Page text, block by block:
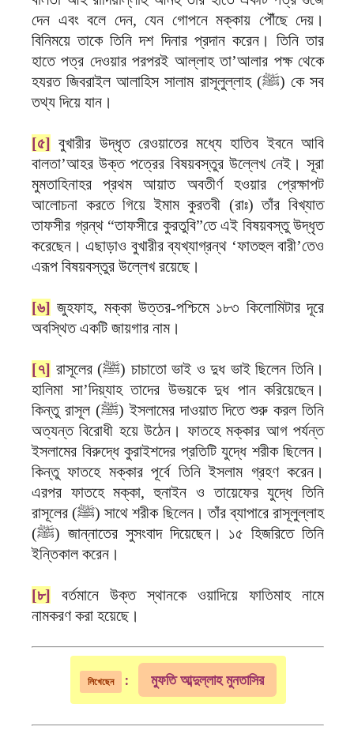
দেন এবং বলে দেন, যেন গোপনে মক্কায় পৌঁছে দেয়।
বিনিময়ে তাকে তিনি দশ দিনার প্রদান করেন। তিনি তার
হাতে পত্র দেওয়ার পরপরই আল্লাহ তা’আলার পক্ষ থেকে
হযরত জিবরাইল আলাহিস সালাম রাসূলুল্লাহ (ﷺ) কে সব
তথ্য দিয়ে যান।
[৫] বুখারীর উদ্ধৃত রেওয়াতের মধ্যে হাতিব ইবনে আবি
বালতা’আহর উক্ত পত্রের বিষয়বস্তুর উল্লেখ নেই। সূরা
মুমতাহিনাহর প্রথম আয়াত অবতীর্ণ হওয়ার প্রেক্ষাপট
আলোচনা করতে গিয়ে ইমাম কুরতবী (রাঃ) তাঁর বিখ্যাত
তাফসীর গ্রন্থ “তাফসীরে কুরতুবি”তে এই বিষয়বস্তু উদ্ধৃত
করেছেন। এছাড়াও বুখারীর ব্যখ্যাগ্রন্থ ‘ফাতহুল বারী’তেও
এরূপ বিষয়বস্তুর উল্লেখ রয়েছে।
[৬] জুহফাহ, মক্কা উত্তর-পশ্চিমে ১৮৩ কিলোমিটার দূরে
অবস্থিত একটি জায়গার নাম।
[৭] রাসূলের (ﷺ) চাচাতো ভাই ও দুধ ভাই ছিলেন তিনি।
হালিমা সা’দিয়্যাহ তাদের উভয়কে দুধ পান করিয়েছেন।
কিন্তু রাসূল (ﷺ) ইসলামের দাওয়াত দিতে শুরু করল তিনি
অত্যন্ত বিরোধী হয়ে উঠেন। ফাতহে মক্কার আগ পর্যন্ত
ইসলামের বিরুদ্ধে কুরাইশদের প্রতিটি যুদ্ধে শরীক ছিলেন।
কিন্তু ফাতহে মক্কার পূর্বে তিনি ইসলাম গ্রহণ করেন।
এরপর ফাতহে মক্কা, হুনাইন ও তায়েফের যুদ্ধে তিনি
রাসূলের (ﷺ) সাথে শরীক ছিলেন। তাঁর ব্যাপারে রাসূলুল্লাহ
(ﷺ) জান্নাতের সুসংবাদ দিয়েছেন। ১৫ হিজরিতে তিনি
ইন্তিকাল করেন।
[৮] বর্তমানে উক্ত স্থানকে ওয়াদিয়ে ফাতিমাহ নামে
নামকরণ করা হয়েছে।
লিখেছেন : মুফতি আব্দুল্লাহ মুনতাসির